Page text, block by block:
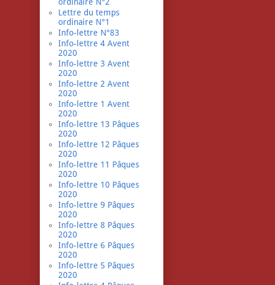
ordinaire N°2
Lettre du temps
ordinaire N°1
Info-lettre N°83
Info-lettre 4 Avent
2020
Info-lettre 3 Avent
2020
Info-lettre 2 Avent
2020
Info-lettre 1 Avent
2020
Info-lettre 13 Pâques
2020
Info-lettre 12 Pâques
2020
Info-lettre 11 Pâques
2020
Info-lettre 10 Pâques
2020
Info-lettre 9 Pâques
2020
Info-lettre 8 Pâques
2020
Info-lettre 6 Pâques
2020
Info-lettre 5 Pâques
2020